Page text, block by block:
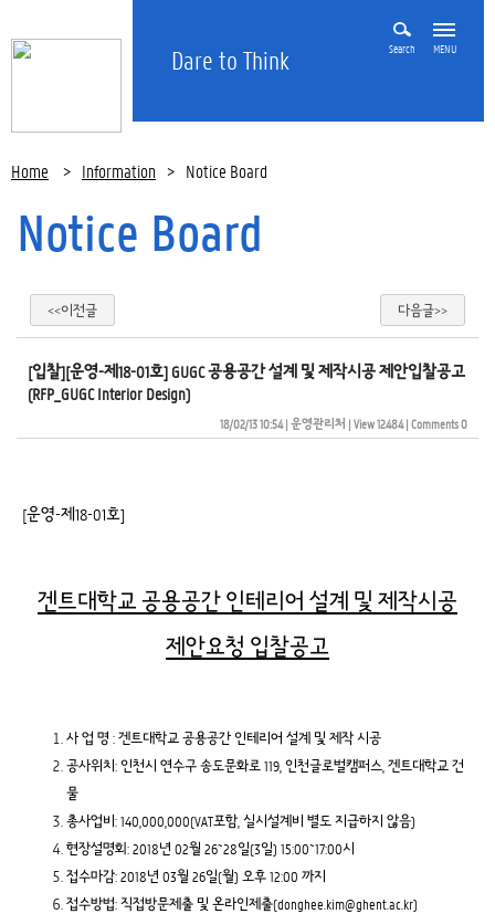
Dare to Think Search MENU
Home > Information > Notice Board
Notice Board
<<이전글 다음글>>
[입찰][운영-제18-01호] GUGC 공용공간 설계 및 제작시공 제안입찰공고
(RFP_GUGC Interior Design)
18/02/13 10:54| 운영관리처 | View 12484| Comments 0
[운영-제18-01호]
겐트대학교 공용공간 인테리어 설계 및 제작시공
제안요청 입찰공고
사 업 명 : 겐트대학교 공용공간 인테리어 설계 및 제작 시공
공사위치: 인천시 연수구 송도문화로 119, 인천글로벌캠퍼스, 겐트대학교 건
물
총사업비: 140,000,000(VAT포함, 실시설계비 별도 지급하지 않음)
현장설명회: 2018년 02월 26~28일(3일) 15:00~17:00시
접수마감: 2018년 03월 26일(월) 오후 12:00 까지
접수방법: 직접방문제출 및 온라인제출(donghee.kim@ghent.ac.kr)